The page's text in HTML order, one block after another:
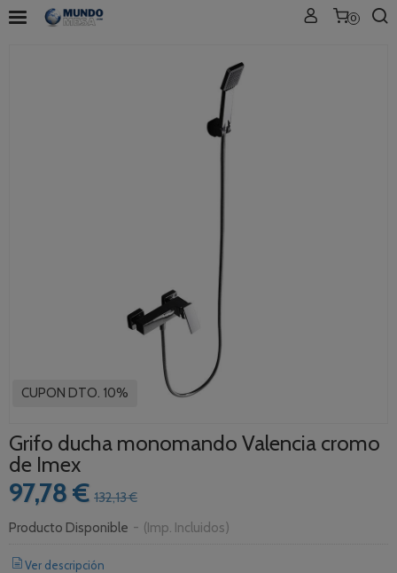
0
CUPON DTO. 10%
Grifo ducha monomando Valencia cromo
de Imex
97,78 € 132,13 €
Producto Disponible - (Imp. Incluidos)
Ver descripción